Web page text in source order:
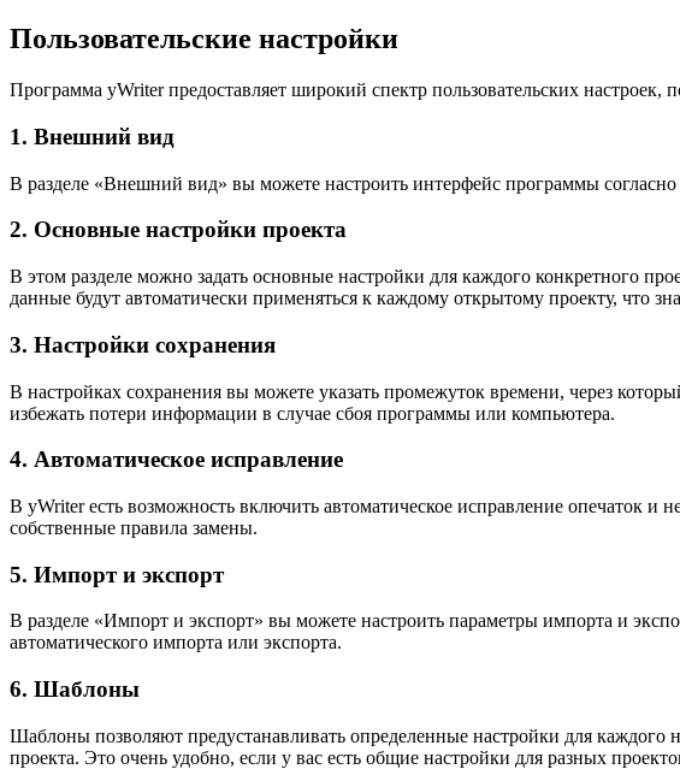
Пользовательские настройки
Программа yWriter предоставляет широкий спектр пользовательских
1. Внешний вид
В разделе «Внешний вид» вы можете настроить интерфейс программы
2. Основные настройки проекта
В этом разделе можно задать основные настройки для каждого конкретного
данные будут автоматически применяться к каждому открытому проекту, что
3. Настройки сохранения
В настройках сохранения вы можете указать промежуток времени, через
избежать потери информации в случае сбоя программы или компьютера.
4. Автоматическое исправление
В yWriter есть возможность включить автоматическое исправление опечаток
собственные правила замены.
5. Импорт и экспорт
В разделе «Импорт и экспорт» вы можете настроить параметры импорта и
автоматического импорта или экспорта.
6. Шаблоны
Шаблоны позволяют предустанавливать определенные настройки для каждого
проекта. Это очень удобно, если у вас есть общие настройки для разных